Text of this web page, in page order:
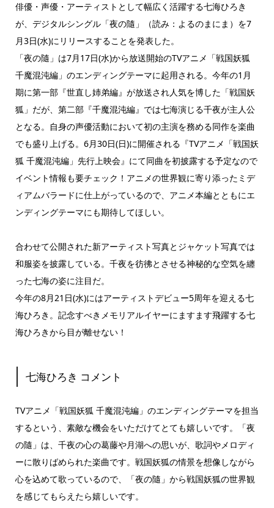
俳優・声優・アーティストとして幅広く活躍する七海ひろき
が、デジタルシングル「夜の隨」（読み：よるのまにま）を7
月3日(水)にリリースすることを発表した。
「夜の隨」は7月17日(水)から放送開始のTVアニメ「戦国妖狐
千魔混沌編」のエンディングテーマに起用される。今年の1月
期に第一部『世直し姉弟編』が放送され人気を博した「戦国妖
狐」だが、第二部『千魔混沌編』では七海演じる千夜が主人公
となる。自身の声優活動において初の主演を務める同作を楽曲
でも盛り上げる。6月30日(日)に開催される『TVアニメ「戦国妖
狐 千魔混沌編」先行上映会』にて同曲を初披露する予定なので
イベント情報も要チェック！アニメの世界観に寄り添ったミデ
ィアムバラードに仕上がっているので、アニメ本編とともにエ
ンディングテーマにも期待してほしい。
合わせて公開された新アーティスト写真とジャケット写真では
和服姿を披露している。千夜を彷彿とさせる神秘的な空気を纏
った七海の姿に注目だ。
今年の8月21日(水)にはアーティストデビュー5周年を迎える七
海ひろき。記念すべきメモリアルイヤーにますます飛躍する七
海ひろきから目が離せない！
七海ひろき コメント
TVアニメ「戦国妖狐 千魔混沌編」のエンディングテーマを担当
するという、素敵な機会をいただけてとても嬉しいです。「夜
の隨」は、千夜の心の葛藤や月湖への思いが、歌詞やメロディ
ーに散りばめられた楽曲です。戦国妖狐の情景を想像しながら
心を込めて歌っているので、「夜の隨」から戦国妖狐の世界観
を感じてもらえたら嬉しいです。